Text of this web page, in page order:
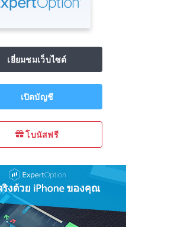
เยี่ยมชมเว็บไซต์
เปิดบัญชี
โบนัสฟรี